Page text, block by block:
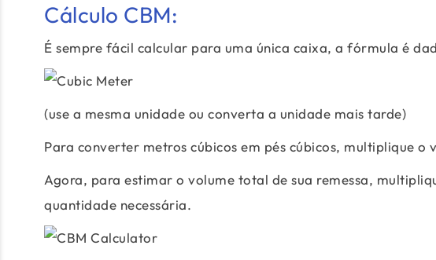
Cálculo CBM:
É sempre fácil calcular para uma única caixa, a fórmula é
(use a mesma unidade ou converta a unidade mais tarde)
Para converter metros cúbicos em pés cúbicos, multiplique o
Agora, para estimar o volume total de sua remessa,
quantidade necessária.